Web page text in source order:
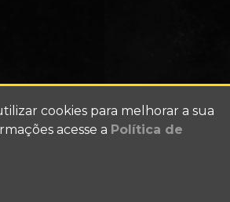
cookies para melhorar a sua
acesse a Política de